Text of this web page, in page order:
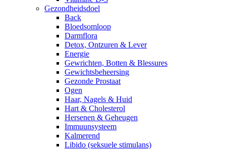
Gezondheidsdoel
Back
Bloedsomloop
Darmflora
Detox, Ontzuren & Lever
Energie
Gewrichten, Botten & Blessures
Gewichtsbeheersing
Gezonde Prostaat
Ogen
Haar, Nagels & Huid
Hart & Cholesterol
Hersenen & Geheugen
Immuunsysteem
Kalmerend
Libido (seksuele stimulans)